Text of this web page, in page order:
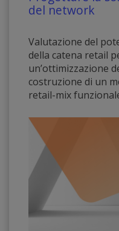
del network
Valutazione del
della catena retail
un’ottimizzazione
costruzione di un
retail-mix